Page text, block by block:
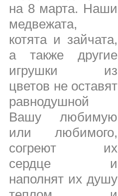
на 8 марта. Наши
медвежата,
котята и зайчата,
а также другие
игрушки из
цветов не оставят
равнодушной
Вашу любимую
или любимого,
согреют их
сердце и
наполнят их душу